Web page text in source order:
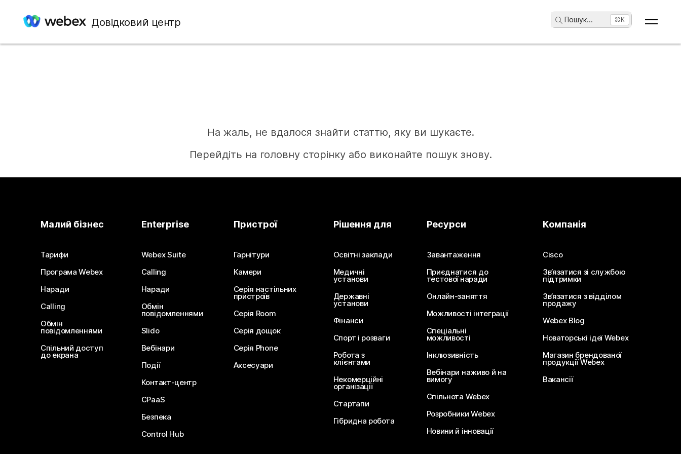
Довідковий центр Пошук... ⌘K
На жаль, не вдалося знайти статтю, яку ви шукаєте.
Перейдіть на головну сторінку або виконайте пошук знову.
Потрібна відповідь?
Надішліть запитання
Малий бізнес
Тарифи
Програма Webex
Наради
Calling
Обмін
повідомленнями
Спільний доступ
до екрана
Enterprise
Webex Suite
Calling
Наради
Обмін
повідомленнями
Slido
Вебінари
Події
Контакт-центр
CPaaS
Безпека
Control Hub
Пристрої
Гарнітури
Камери
Серія настільних
пристроїв
Серія Room
Серія дощок
Серія Phone
Аксесуари
Рішення для
Освітні заклади
Медичні
установи
Державні
установи
Фінанси
Спорт і розваги
Робота з
клієнтами
Некомерційні
організації
Стартапи
Гібридна робота
Ресурси
Завантаження
Приєднатися до
тестової наради
Онлайн-заняття
Можливості інтеграції
Спеціальні
можливості
Інклюзивність
Вебінари наживо й на
вимогу
Спільнота Webex
Розробники Webex
Новини й інновації
Компанія
Cisco
Зв’язатися зі службою
підтримки
Зв’язатися з відділом
продажу
Webex Blog
Новаторські ідеї Webex
Магазин брендованої
продукції Webex
Вакансії